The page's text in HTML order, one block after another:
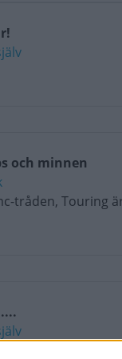
och minnen
tråden, Touring